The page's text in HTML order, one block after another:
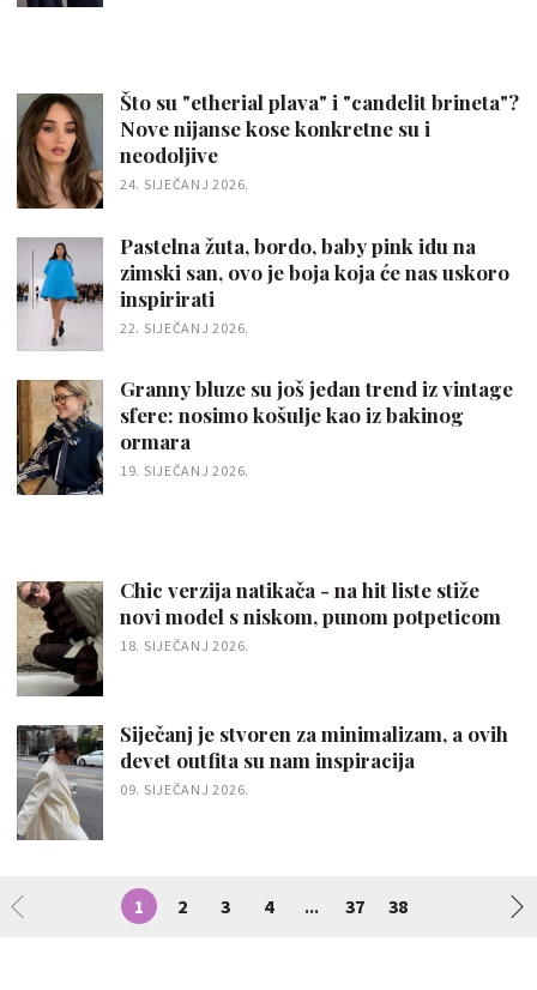
Što su "etherial plava" i "candelit brineta"?
Nove nijanse kose konkretne su i
neodoljive
24. SIJEČANJ 2026.
Pastelna žuta, bordo, baby pink idu na
zimski san, ovo je boja koja će nas uskoro
inspirirati
22. SIJEČANJ 2026.
Granny bluze su još jedan trend iz vintage
sfere: nosimo košulje kao iz bakinog
ormara
19. SIJEČANJ 2026.
Chic verzija natikača - na hit liste stiže
novi model s niskom, punom potpeticom
18. SIJEČANJ 2026.
Siječanj je stvoren za minimalizam, a ovih
devet outfita su nam inspiracija
09. SIJEČANJ 2026.
1 2 3 4 ... 37 38